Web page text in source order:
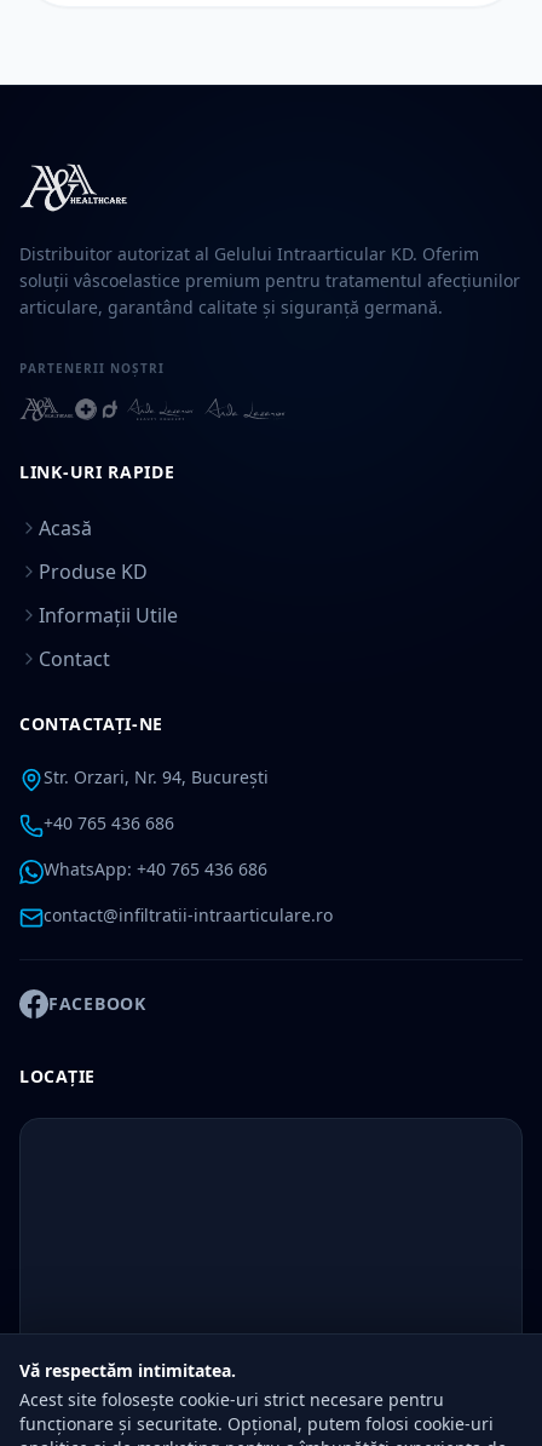
Distribuitor autorizat al Gelului Intraarticular KD. Oferim
soluții vâscoelastice premium pentru tratamentul afecțiunilor
articulare, garantând calitate și siguranță germană.
PARTENERII NOȘTRI
LINK-URI RAPIDE
Acasă
Produse KD
Informații Utile
Contact
CONTACTAȚI-NE
Str. Orzari, Nr. 94, București
+40 765 436 686
WhatsApp: +40 765 436 686
contact@infiltratii-intraarticulare.ro
FACEBOOK
LOCAȚIE
Vă respectăm intimitatea.
Acest site folosește cookie-uri strict necesare pentru
funcționare și securitate. Opțional, putem folosi cookie-uri